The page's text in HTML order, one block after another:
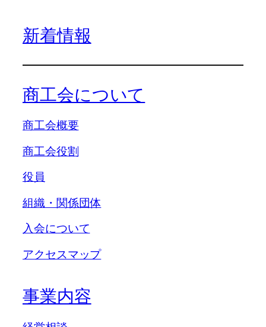
新着情報
商工会について
商工会概要
商工会役割
役員
組織・関係団体
入会について
アクセスマップ
事業内容